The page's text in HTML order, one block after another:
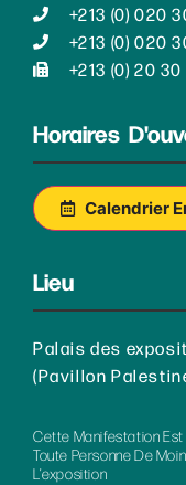
+213 (0) 020
+213 (0) 020
+213 (0) 20
Horaires
Calendrier
Lieu
Palais des
(Pavillon
Cette Manifestation Est
Toute Personne De
L’exposition